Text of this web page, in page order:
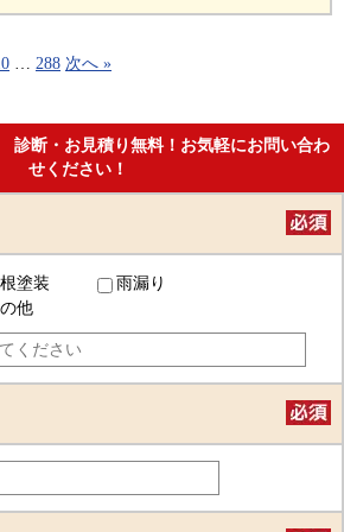
… 288 次へ »
診断・お見積り無料！お気軽にお問い合わ
せください！
塗装
雨漏り
他